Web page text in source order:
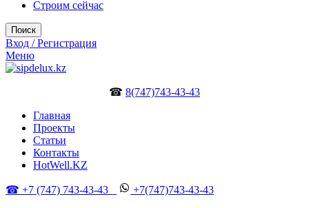
Строим сейчас
Поиск
Вход / Регистрация
Меню
☎ 8(747)743-43-43
Главная
Проекты
Статьи
Контакты
HotWell.KZ
☎ +7 (747) 743-43-43 +7(747)743-43-43